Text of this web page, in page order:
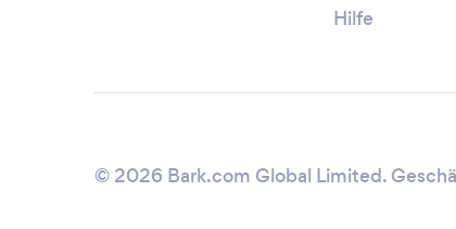
Hilfe
© 2026 Bark.com Global Limited.